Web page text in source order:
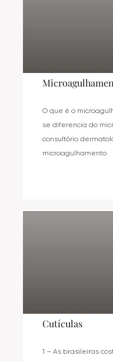
O que é o
se diferencia do
consultório
microagulhamento
Cutículas
1 – As brasileiras